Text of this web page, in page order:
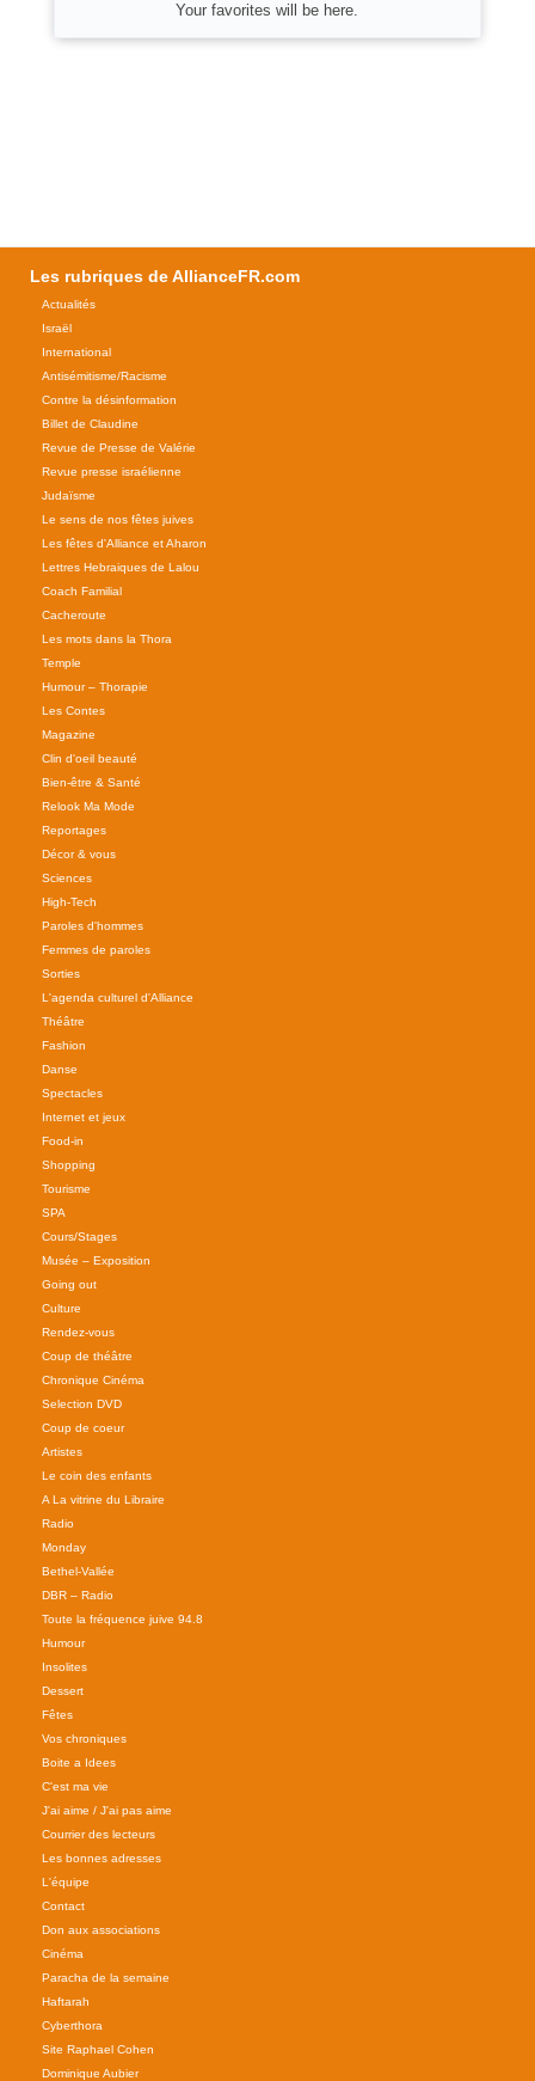
Your favorites will be here.
Les rubriques de AllianceFR.com
Actualités
Israël
International
Antisémitisme/Racisme
Contre la désinformation
Billet de Claudine
Revue de Presse de Valérie
Revue presse israélienne
Judaïsme
Le sens de nos fêtes juives
Les fêtes d'Alliance et Aharon
Lettres Hebraiques de Lalou
Coach Familial
Cacheroute
Les mots dans la Thora
Temple
Humour – Thorapie
Les Contes
Magazine
Clin d'oeil beauté
Bien-être & Santé
Relook Ma Mode
Reportages
Décor & vous
Sciences
High-Tech
Paroles d'hommes
Femmes de paroles
Sorties
L'agenda culturel d'Alliance
Théâtre
Fashion
Danse
Spectacles
Internet et jeux
Food-in
Shopping
Tourisme
SPA
Cours/Stages
Musée – Exposition
Going out
Culture
Rendez-vous
Coup de théâtre
Chronique Cinéma
Selection DVD
Coup de coeur
Artistes
Le coin des enfants
A La vitrine du Libraire
Radio
Monday
Bethel-Vallée
DBR – Radio
Toute la fréquence juive 94.8
Humour
Insolites
Dessert
Fêtes
Vos chroniques
Boite a Idees
C'est ma vie
J'ai aime / J'ai pas aime
Courrier des lecteurs
Les bonnes adresses
L'équipe
Contact
Don aux associations
Cinéma
Paracha de la semaine
Haftarah
Cyberthora
Site Raphael Cohen
Dominique Aubier